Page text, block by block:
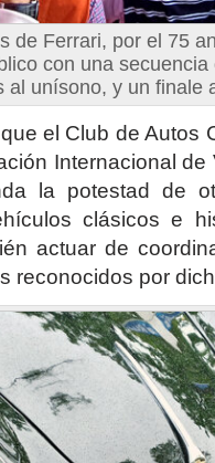
de Ferrari, por el 75
con una
al unísono, y un finale
el Club de Autos
Internacional
la potestad de
clásicos e
actuar de
reconocidos por